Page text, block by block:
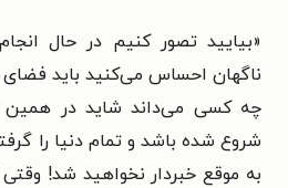
«بیایید تصور کنیم در حال
ناگهان احساس می‌کنید باید
چه کسی می‌داند شاید در
شروع شده باشد و تمام دنیا را
به موقع خبردار نخواهید شد!